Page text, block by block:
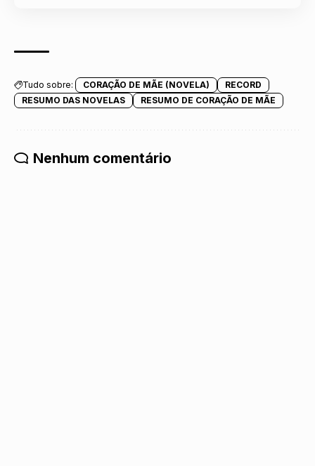
Tudo sobre: CORAÇÃO DE MÃE (NOVELA)
RECORD
RESUMO DAS NOVELAS
RESUMO DE CORAÇÃO DE MÃE
Nenhum comentário